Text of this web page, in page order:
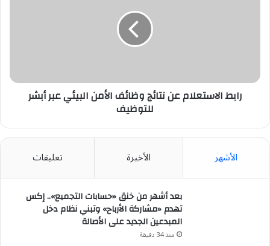
أبشر
للتوظيفرابط الاستعلام عن نتائج وظائف الأمن البيئي عبر أبشر
للتوظيف
الأشهر الأخيرة تعليقات
بعد أشهر من خنق «حسابات التجميع».. إكس
تهدم «مشاركة الأرباح» وتبني نظام دخل
المبدعين الجديد على الأصالة
منذ 34 دقيقة